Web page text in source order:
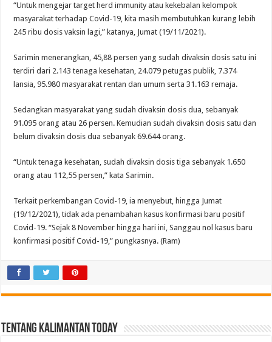
“Untuk mengejar target herd immunity atau kekebalan kelompok
masyarakat terhadap Covid-19, kita masih membutuhkan kurang lebih
245 ribu dosis vaksin lagi,” katanya, Jumat (19/11/2021).
Sarimin menerangkan, 45,88 persen yang sudah divaksin dosis satu ini
terdiri dari 2.143 tenaga kesehatan, 24.079 petugas publik, 7.374
lansia, 95.980 masyarakat rentan dan umum serta 31.163 remaja.
Sedangkan masyarakat yang sudah divaksin dosis dua, sebanyak
91.095 orang atau 26 persen. Kemudian sudah divaksin dosis satu dan
belum divaksin dosis dua sebanyak 69.644 orang.
“Untuk tenaga kesehatan, sudah divaksin dosis tiga sebanyak 1.650
orang atau 112,55 persen,” kata Sarimin.
Terkait perkembangan Covid-19, ia menyebut, hingga Jumat
(19/12/2021), tidak ada penambahan kasus konfirmasi baru positif
Covid-19. “Sejak 8 November hingga hari ini, Sanggau nol kasus baru
konfirmasi positif Covid-19,” pungkasnya. (Ram)
Tentang Kalimantan Today